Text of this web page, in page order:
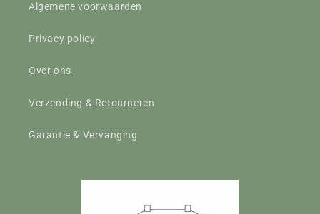
Algemene voorwaarden
Privacy policy
Over ons
Verzending & Retourneren
Garantie & Vervanging